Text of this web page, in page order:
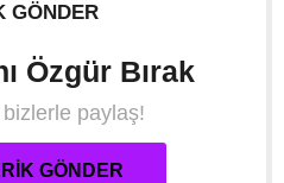
GÖNDER
Özgür Bırak
paylaş!
GÖNDER